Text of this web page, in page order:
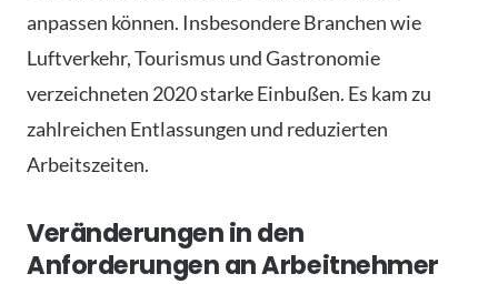
anpassen können. Insbesondere Branchen wie
Luftverkehr, Tourismus und Gastronomie
verzeichneten 2020 starke Einbußen. Es kam zu
zahlreichen Entlassungen und reduzierten
Arbeitszeiten.
Veränderungen in den
Anforderungen an Arbeitnehmer